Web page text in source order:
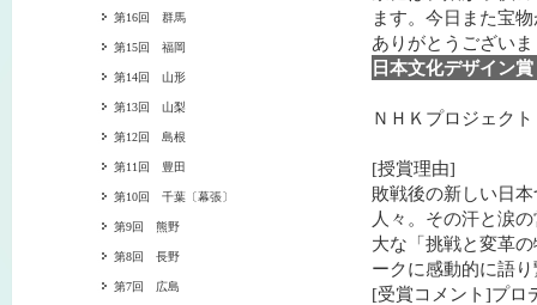
第16回 群馬
第15回 福岡
第14回 山形
第13回 山梨
第12回 島根
第11回 豊田
第10回 千葉〔幕張〕
第9回 熊野
第8回 長野
第7回 広島
ます。今日また宝
ありがとうござい
日本文化デザイン賞
ＮＨＫプロジェク
[授賞理由]
敗戦後の新しい日
人々。その汗と涙
大な「挑戦と変革
ークに感動的に語
[受賞コメント]プロ